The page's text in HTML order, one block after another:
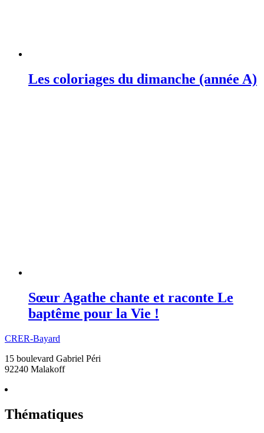
Les coloriages du dimanche (année A)
Sœur Agathe chante et raconte Le
baptême pour la Vie !
CRER-Bayard
15 boulevard Gabriel Péri
92240 Malakoff
Thématiques